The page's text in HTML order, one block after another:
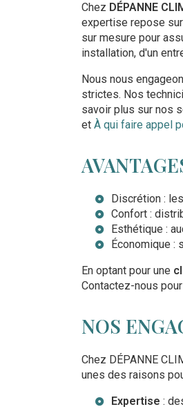
Chez DÉPANNE
expertise repose
sur mesure pour
installation, d'un
Nous nous
strictes. Nos
savoir plus sur nos
et À qui faire appel
Discrétion :
Confort :
Esthétique :
Économique :
En optant pour une
Contactez-nous
NOS
Chez DÉPANNE
unes des raisons
Expertise :